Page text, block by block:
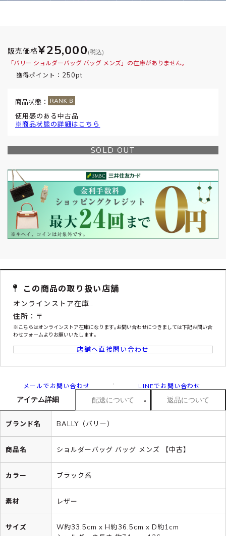
販売価格¥25,000 (税込)
「バリー ショルダーバッグ バッグ メンズ」の在庫がありません。
獲得ポイント： 250pt
商品状態：
使用感のある中古品
※商品状態の詳細はこちら
SOLD OUT
この商品の取り扱い店舗
オンラインストア在庫..
住所：〒
※こちらはオンラインストア在庫になります｡お問い合わせにつきましては下記お問い合
わせフォームよりお願いいたします｡
店舗へ直接問い合わせ
メールでお問い合わせ LINEでお問い合わせ
アイテム詳細 配送について 返品について
ブランド名 BALLY（バリー）
商品名 ショルダーバッグ バッグ メンズ 【中古】
カラー ブラック系
素材 レザー
サイズ
W約33.5cm x H約36.5cm x D約1cm